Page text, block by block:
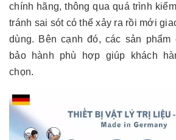
chính hãng, thông qua quá trình
tránh sai sót có thể xảy ra rồi mới
dùng. Bên cạnh đó, các sản
bảo hành phù hợp giúp khách
chọn.